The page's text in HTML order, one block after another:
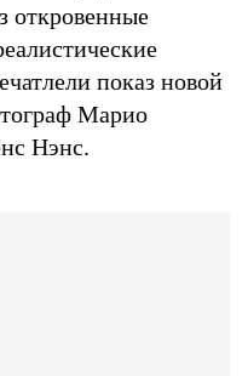
откровенные
показ новой
Марио
Нэнс.